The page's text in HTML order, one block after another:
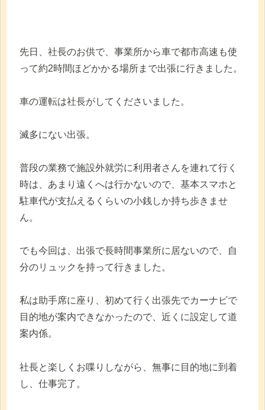
先日、社長のお供で、事業所から車で都市高速も使
って約2時間ほどかかる場所まで出張に行きました。
車の運転は社長がしてくださいました。
滅多にない出張。
普段の業務で施設外就労に利用者さんを連れて行く
時は、あまり遠くへは行かないので、基本スマホと
駐車代が支払えるくらいの小銭しか持ち歩きませ
ん。
でも今回は、出張で長時間事業所に居ないので、自
分のリュックを持って行きました。
私は助手席に座り、初めて行く出張先でカーナビで
目的地が案内できなかったので、近くに設定して道
案内係。
社長と楽しくお喋りしながら、無事に目的地に到着
し、仕事完了。